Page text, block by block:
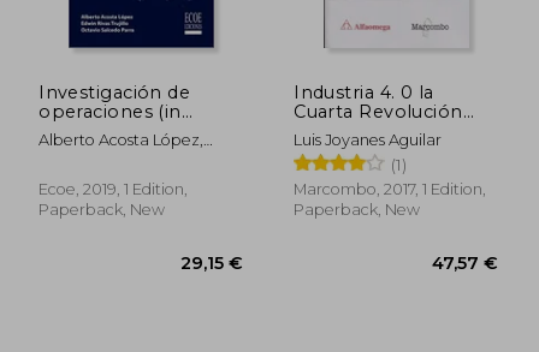
Investigación de
operaciones (in
Spanish)
Alberto Acosta López,
Octavio Salcedo Parra
Ecoe, 2019, 1 Edition,
Paperback, New
Industria 4. 0 la
Cuarta Revolución
Industrial (in Spanish)
Luis Joyanes Aguilar
(1)
Marcombo, 2017, 1 Edition,
Paperback, New